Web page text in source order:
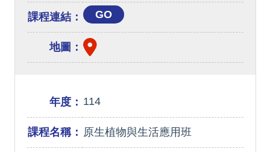
課程連結： GO
地圖：
年度： 114
課程名稱： 原生植物與生活應用班